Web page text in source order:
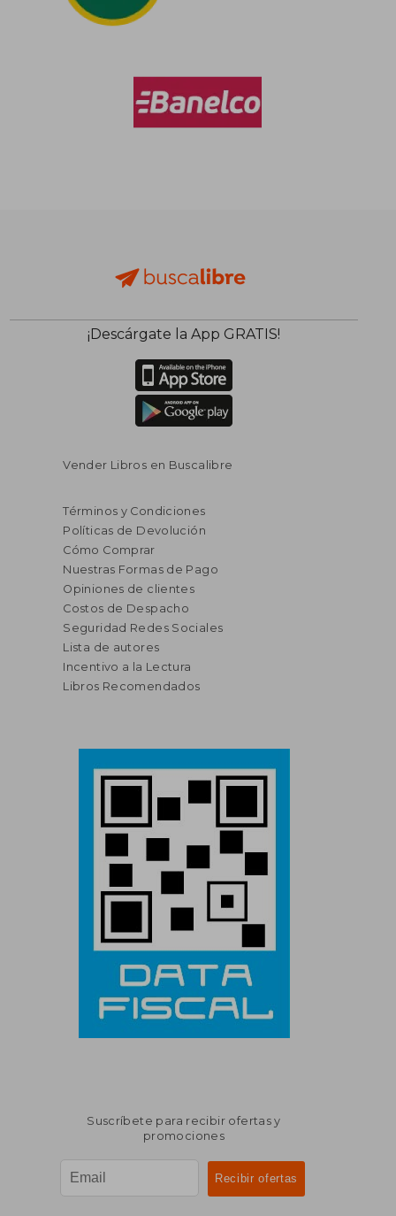
¡Descárgate la App GRATIS!
Vender Libros en Buscalibre
Términos y Condiciones
Políticas de Devolución
Cómo Comprar
Nuestras Formas de Pago
Opiniones de clientes
Costos de Despacho
Seguridad Redes Sociales
Lista de autores
Incentivo a la Lectura
Libros Recomendados
Suscríbete para recibir ofertas y
promociones